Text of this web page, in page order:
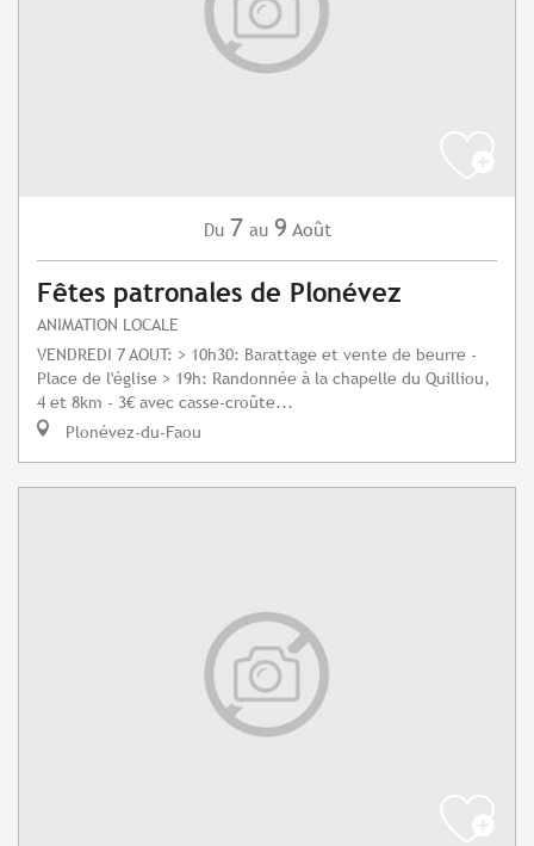
Du 7 au 9 Août
Fêtes patronales de Plonévez
ANIMATION LOCALE
VENDREDI 7 AOUT: > 10h30: Barattage et vente de beurre -
Place de l'église > 19h: Randonnée à la chapelle du Quilliou,
4 et 8km - 3€ avec casse-croûte...
Plonévez-du-Faou